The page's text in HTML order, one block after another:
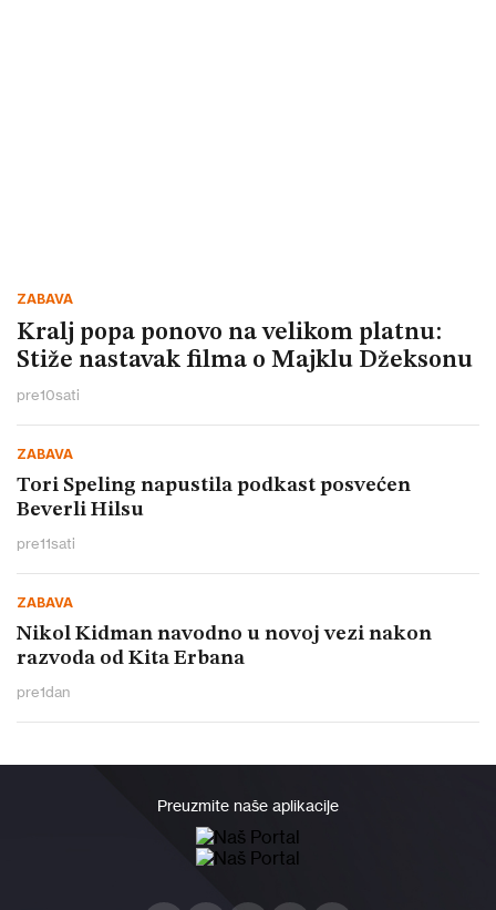
ZABAVA
Kralj popa ponovo na velikom platnu:
Stiže nastavak filma o Majklu Džeksonu
pre10sati
ZABAVA
Tori Speling napustila podkast posvećen
Beverli Hilsu
pre11sati
ZABAVA
Nikol Kidman navodno u novoj vezi nakon
razvoda od Kita Erbana
pre1dan
Preuzmite naše aplikacije